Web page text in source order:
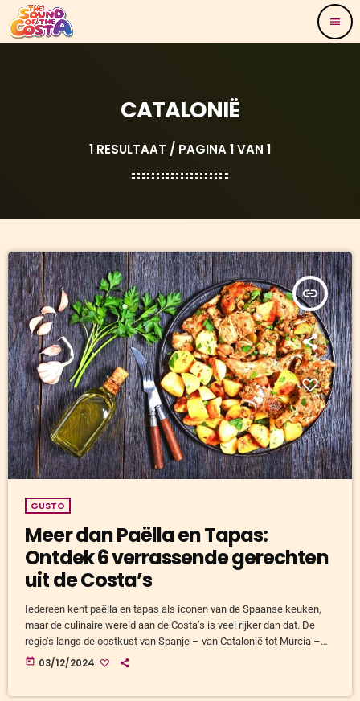
menu
CATALONIË
1 RESULTAAT / PAGINA 1 VAN 1
insert_link
GUSTO
Meer dan Paëlla en Tapas:
Ontdek 6 verrassende gerechten
uit de Costa’s
Iedereen kent paëlla en tapas als iconen van de Spaanse keuken,
maar de culinaire wereld aan de Costa’s is veel rijker dan dat. De
regio’s langs de oostkust van Spanje – van Catalonië tot Murcia –
bieden een schat aan unieke gerechten, elk met een eigen verhaal.
today 03/12/2024